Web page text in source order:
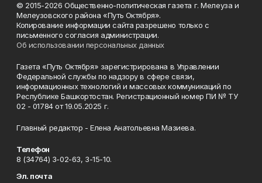
© 2015-2026 Общественно-политическая газета г. Мелеуза и
Мелеузовского района «Путь Октября».
Копирование информации сайта разрешено только с
письменного согласия администрации.
Об использовании персональных данных
Газета «Путь Октября» зарегистрирована в Управлении
Федеральной службы по надзору в сфере связи,
информационных технологий и массовых коммуникаций по
Республике Башкортостан. Регистрационный номер ПИ № ТУ
02 - 01784 от 19.05.2025 г.
Главный редактор - Елена Анатольевна Мазиева.
Телефон
8 (34764) 3-02-63, 3-15-10.
Эл. почта